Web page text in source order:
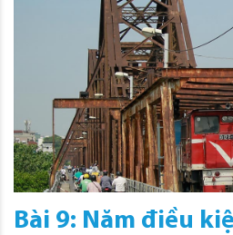
Bài 9: Năm điều